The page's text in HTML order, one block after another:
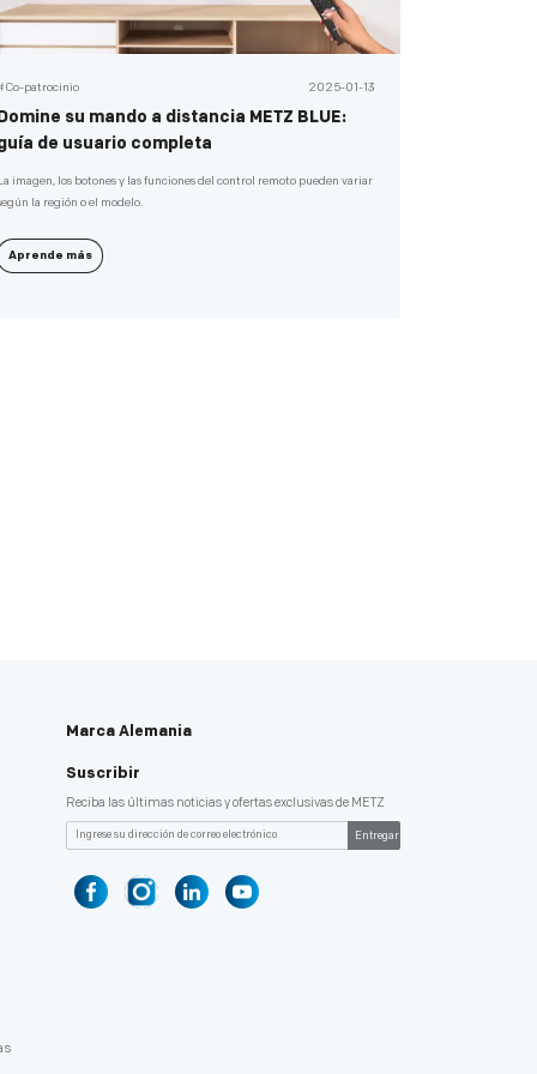
patrocinio 2025-01-13
su mando a distancia METZ BLUE:
de usuario completa
imagen, los botones y las funciones del control remoto pueden variar
la región o el modelo.
Aprende más
Marca Alemania
Suscribir
Reciba las últimas noticias y ofertas exclusivas de METZ
Entregar